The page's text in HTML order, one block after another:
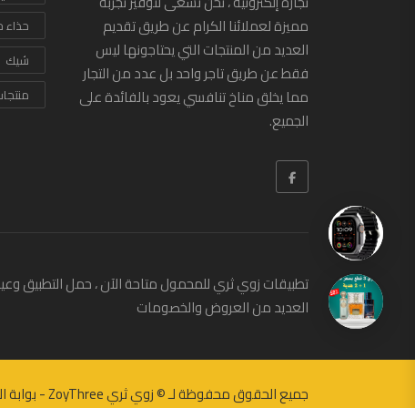
مميزة لعملائنا الكرام عن طريق تقديم
العديد من المنتجات التي يحتاجونها ليس
فقط عن طريق تاجر واحد بل عدد من التجار
مما يخلق مناخ تنافسي يعود بالفائدة على
الجميع.
شيك
تطبيقات زوي ثري للمحمول متاحة الآن ، حمل التطبيق
العديد من العروض والخصومات
جميع الحقوق محفوظة لـ ©زوي ثري ZoyThree - بوابة التسوق